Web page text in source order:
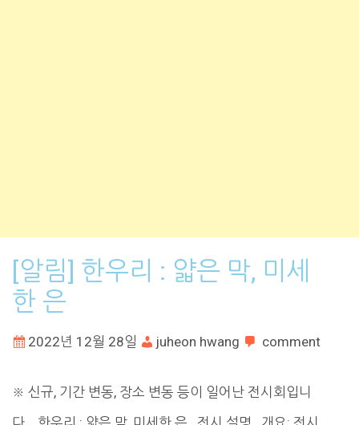
[알림] 한우리 : 얇은 막, 미세
한 은
2022년 12월 28일 juheon hwang comment
※ 신규, 기간 변동, 장소 변동 등이 일어난 전시회입니